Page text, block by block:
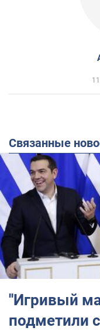
Связанные
''Игривый
подметили